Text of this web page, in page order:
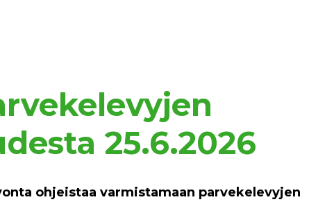
25.6.2026
ohjeistaa varmistamaan parvekelevyjen